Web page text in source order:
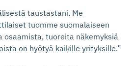
taustastani. Me
tuomme suomalaiseen
osaamista, tuoreita näkemyksiä
on hyötyä kaikille yrityksille.”